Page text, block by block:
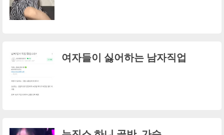
여자들이 싫어하는 남자직업